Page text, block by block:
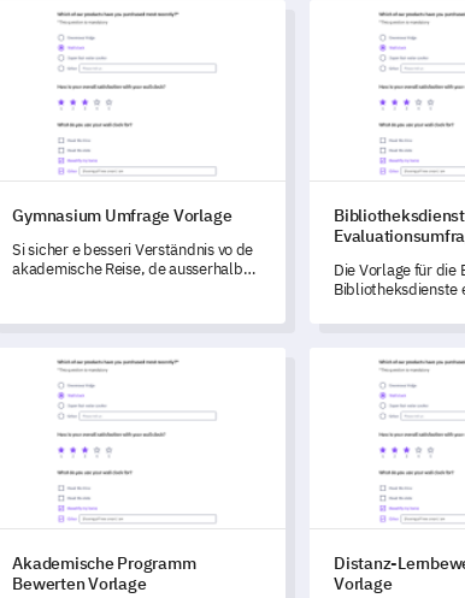
Gymnasium Umfrage Vorlage
Gymnasium Umfrage Vorlage
Si sicher e besseri Verständnis vo de
akademische Reise, de ausserhalb
Schüler mit diesem umfassende
Die Vorlage für die
Bibliotheksdienste
den
Akademische Programm Bewerten Vorlage
Akademische Programm
Bewerten Vorlage
Distanz-
Distanz-
Vorlage